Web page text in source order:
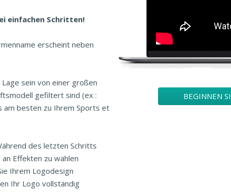
einfachen Schritten!
erscheint neben
Lage sein von einer großen
gefiltert sind (ex :
am besten zu Ihrem Sports et
des letzten Schritts
Effekten zu wählen
Ihrem Logodesign
Ihr Logo vollständig
BEGINNEN